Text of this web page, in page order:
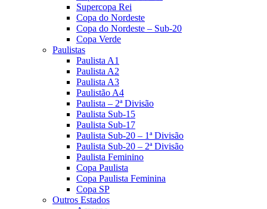
Supercopa Rei
Copa do Nordeste
Copa do Nordeste – Sub-20
Copa Verde
Paulistas
Paulista A1
Paulista A2
Paulista A3
Paulistão A4
Paulista – 2ª Divisão
Paulista Sub-15
Paulista Sub-17
Paulista Sub-20 – 1ª Divisão
Paulista Sub-20 – 2ª Divisão
Paulista Feminino
Copa Paulista
Copa Paulista Feminina
Copa SP
Outros Estados